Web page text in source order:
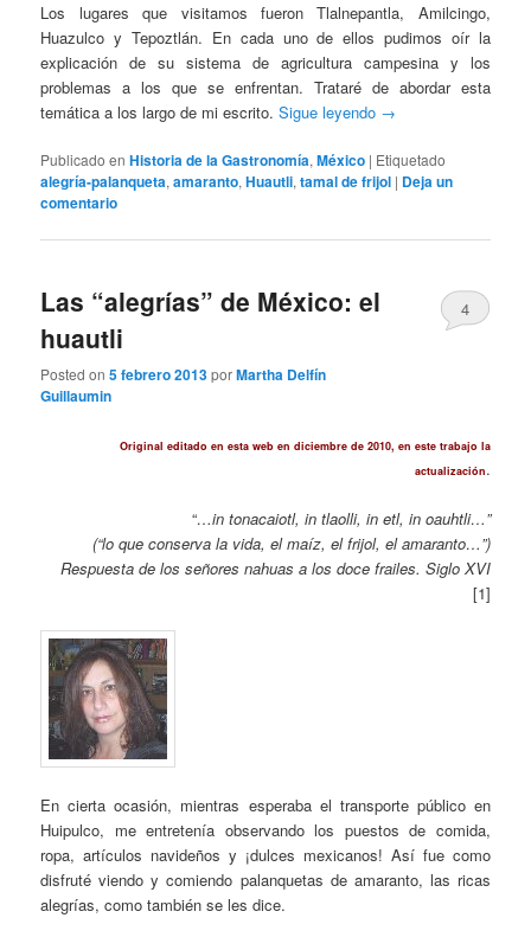
Los lugares que visitamos fueron Tlalnepantla, Amilcingo,
Huazulco y Tepoztlán. En cada uno de ellos pudimos oír la
explicación de su sistema de agricultura campesina y los
problemas a los que se enfrentan. Trataré de abordar esta
temática a los largo de mi escrito.Sigue leyendo →
Publicado en Historia de la Gastronomía,México | Etiquetado
alegría-palanqueta,amaranto,Huautli,tamal de frijol | Deja un
comentario
Las “alegrías” de México: el
huautli
Posted on5 febrero 2013porMartha Delfín
Guillaumin
4
Original editado en esta web en diciembre de 2010, en este trabajo la
actualización.
“…in tonacaiotl, in tlaolli, in etl, in oauhtli…”
(“lo que conserva la vida, el maíz, el frijol, el amaranto…”)
Respuesta de los señores nahuas a los doce frailes. Siglo XVI
[1]
En cierta ocasión, mientras esperaba el transporte público en
Huipulco, me entretenía observando los puestos de comida,
ropa, artículos navideños y ¡dulces mexicanos! Así fue como
disfruté viendo y comiendo palanquetas de amaranto, las ricas
alegrías, como también se les dice.